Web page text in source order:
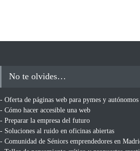
No te olvides…
- Oferta de páginas web para pymes y autónomos
- Cómo hacer accesible una web
- Preparar la empresa del futuro
- Soluciones al ruido en oficinas abiertas
- Comunidad de Séniors emprendedores en